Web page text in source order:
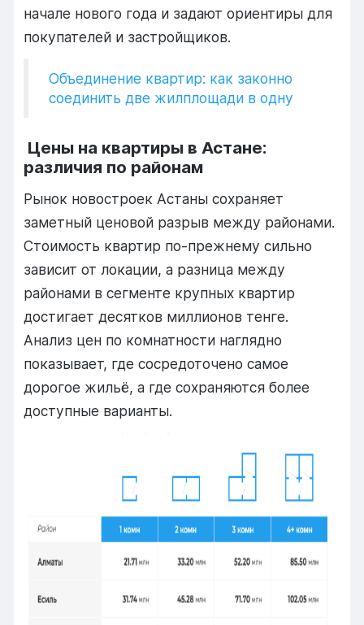
начале нового года и задают ориентиры для
покупателей и застройщиков.
Объединение квартир: как законно
соединить две жилплощади в одну
Цены на квартиры в Астане:
различия по районам
Рынок новостроек Астаны сохраняет
заметный ценовой разрыв между районами.
Стоимость квартир по-прежнему сильно
зависит от локации, а разница между
районами в сегменте крупных квартир
достигает десятков миллионов тенге.
Анализ цен по комнатности наглядно
показывает, где сосредоточено самое
дорогое жильё, а где сохраняются более
доступные варианты.